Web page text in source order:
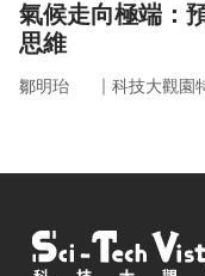
氣候走向極端：
思維
鄒明珆 ｜ 科技大觀園